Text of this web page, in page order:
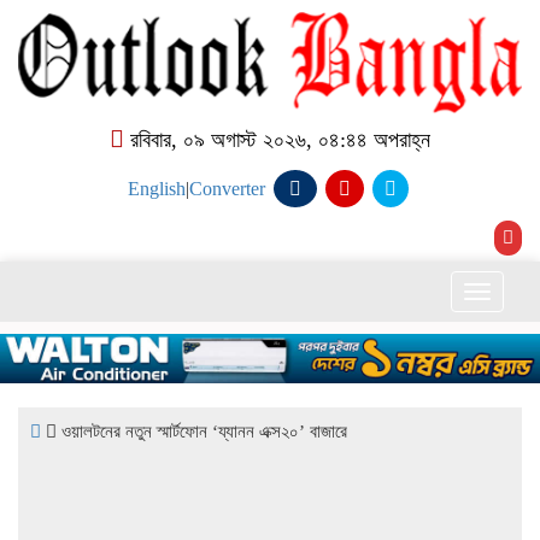
রবিবার, ০৯ অগাস্ট ২০২৬, ০৪:৪৪ অপরাহ্ন
English|Converter
ওয়ালটনের নতুন স্মার্টফোন ‘য্যানন এক্স২০’ বাজারে